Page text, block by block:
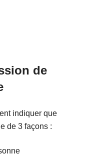
de
indiquer que
de 3 façons :